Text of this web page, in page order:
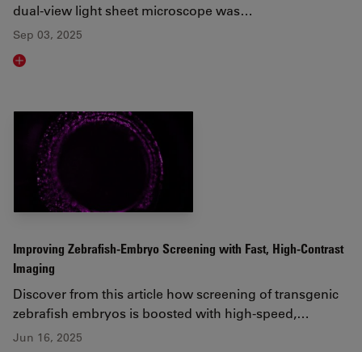
dual-view light sheet microscope was…
Sep 03, 2025
Read article
Improving Zebrafish-Embryo Screening with Fast, High-Contrast
Imaging
Discover from this article how screening of transgenic
zebrafish embryos is boosted with high-speed,…
Jun 16, 2025